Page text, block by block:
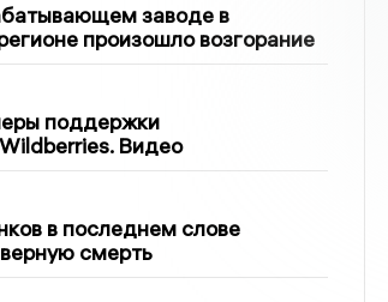
заводе в
произошло возгорание
поддержки
Видео
в последнем слове
смерть